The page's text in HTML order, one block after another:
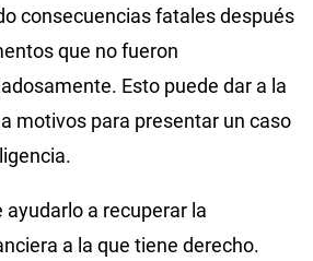
consecuencias fatales después
que no fueron
Esto puede dar a la
motivos para presentar un caso
ayudarlo a recuperar la
a la que tiene derecho.